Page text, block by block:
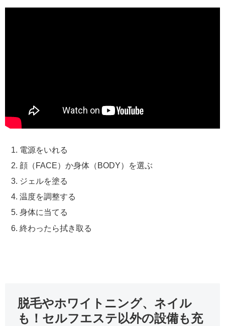
電源をいれる
顔（FACE）か身体（BODY）を選ぶ
ジェルを塗る
温度を調整する
身体に当てる
終わったら拭き取る
脱毛やホワイトニング、ネイル
も！セルフエステ以外の設備も充